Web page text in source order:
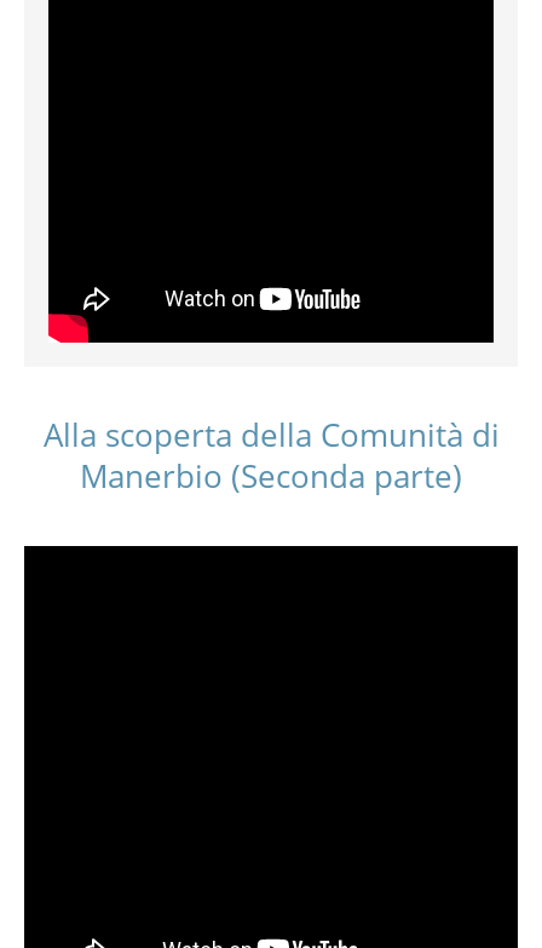
Alla scoperta della Comunità di
Manerbio (Seconda parte)